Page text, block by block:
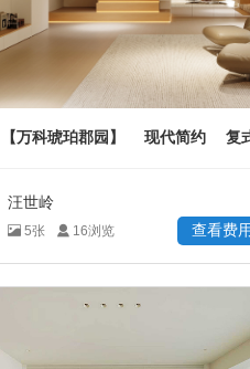
【万科琥珀郡园】 现代简约 复
汪世岭
5张 16浏览 查看费